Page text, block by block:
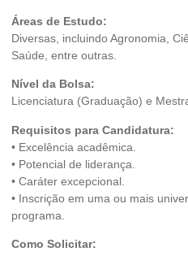
Áreas de Estudo:
Diversas, incluindo Agronomia,
Saúde, entre outras.
Nível da Bolsa:
Licenciatura (Graduação) e
Requisitos para Candidatura:
• Excelência acadêmica.
• Potencial de liderança.
• Caráter excepcional.
• Inscrição em uma ou mais
programa.
Como Solicitar: